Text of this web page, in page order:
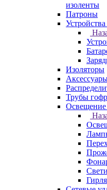
изоленты
Патроны
Изоляторы
Трубы
Освещение